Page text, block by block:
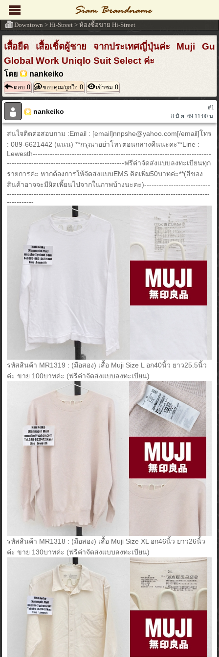
เสื้อยืด เสื้อเชิ้ตผู้ชาย จากประเทศญี่ปุ่นค่ะ Muji Gu
Global Work Uniqlo Suit Select ค่ะ
โดย nankeiko
ตอบ 0 ขอบคุณ/ถูกใจ 0 เข้าชม 0
nankeiko
#1
8 มิ.ย. 69 11:00 น.
สนใจติดต่อสอบถาม :Email : [email]nnpshe@yahoo.com[/email]โทร
: 089-6621442 (แนน) **กรุณาอย่าโทรตอนกลางคืนนะคะ**Line :
Lewesth-------------------------------------------------------------------------
------------------------------------------------ฟรีค่าจัดส่งแบบลงทะเบียนทุก
รายการค่ะ หากต้องการให้จัดส่งแบบEMS คิดเพิ่ม50บาทค่ะ**(สีของ
สินค้าอาจจะมีผิดเพี้ยนไปจากในภาพบ้างนะคะ)---------------------------
-----------------------------------------------------------------------------------
-----------
รหัสสินค้า MR1319 : (มือสอง) เสื้อ Muji Size L อก40นิ้ว ยาว25.5นิ้ว
ค่ะ ขาย 100บาทค่ะ (ฟรีค่าจัดส่งแบบลงทะเบียน)
รหัสสินค้า MR1318 : (มือสอง) เสื้อ Muji Size XL อก46นิ้ว ยาว26นิ้ว
ค่ะ ขาย 130บาทค่ะ (ฟรีค่าจัดส่งแบบลงทะเบียน)
Downtown > Hi-Street > ห้องซื้อขาย Hi-Street